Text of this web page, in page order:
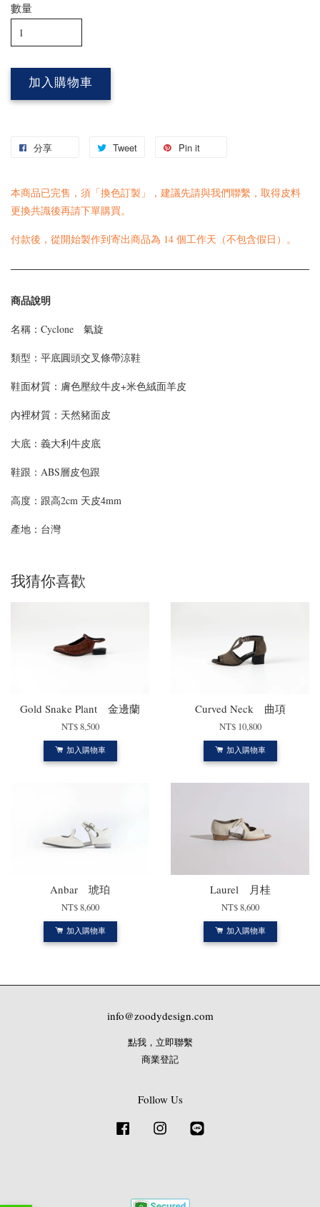
數量
加入購物車
分享 Tweet Pin it
本商品已完售，須「換色訂製」，建議先請與我們聯繫 ，取得皮料
更換共識後再請下單購買。
付款後，從開始製作到寄出商品為 14 個工作天（不包含假日）。
商品說明
名稱：Cyclone 氣旋
類型：平底圓頭交叉條帶涼鞋
鞋面材質：膚色壓紋牛皮+米色絨面羊皮
內裡材質：天然豬面皮
大底：義大利牛皮底
鞋跟：ABS層皮包跟
高度：跟高2cm 天皮4mm
產地：台灣
我猜你喜歡
Gold Snake Plant 金邊蘭
NT$ 8,500
加入購物車
Curved Neck 曲項
NT$ 10,800
加入購物車
Anbar 琥珀
NT$ 8,600
加入購物車
Laurel 月桂
NT$ 8,600
加入購物車
info@zoodydesign.com
點我，立即聯繫
商業登記
Follow Us
Facebook Instagram